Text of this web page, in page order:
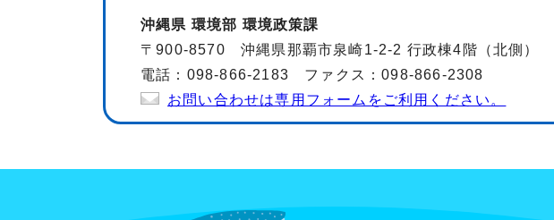
沖縄県 環境部 環境政策課
〒900-8570 沖縄県那覇市泉崎1-2-2 行政棟4階（北側）
電話：098-866-2183 ファクス：098-866-2308
お問い合わせは専用フォームをご利用ください。